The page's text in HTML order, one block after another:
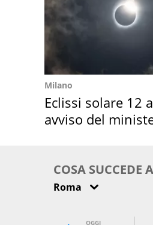
Milano
Eclissi solare 12
avviso del